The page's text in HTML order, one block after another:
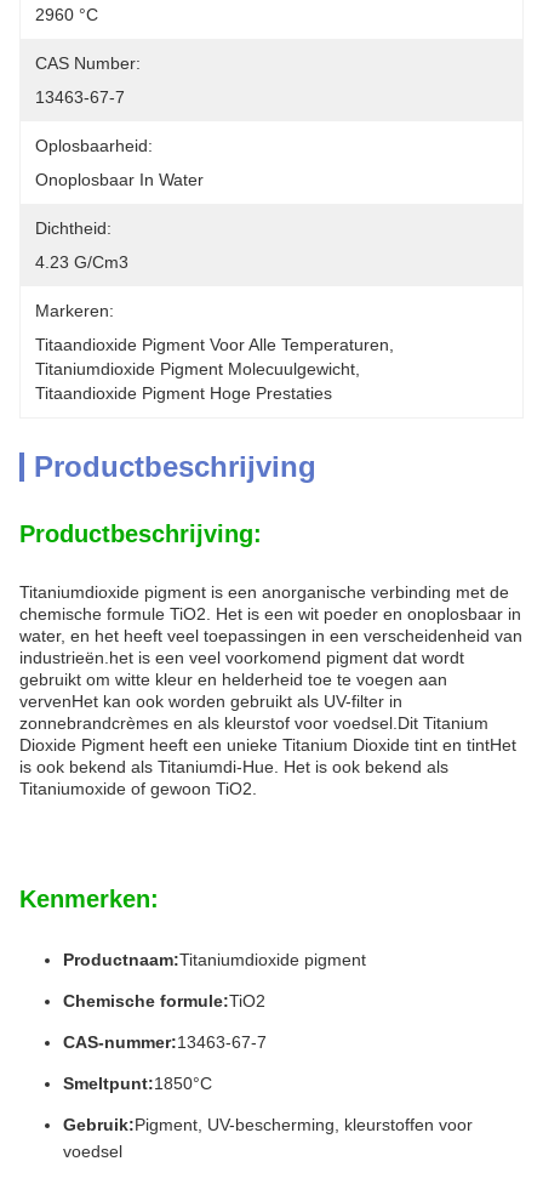
2960 °C
CAS Number:
13463-67-7
Oplosbaarheid:
Onoplosbaar In Water
Dichtheid:
4.23 G/cm3
Markeren:
Titaandioxide Pigment Voor Alle Temperaturen
Titaniumdioxide Pigment Molecuulgewicht
Titaandioxide Pigment Hoge Prestaties
Productbeschrijving
Productbeschrijving:
Titaniumdioxide pigment is een anorganische verbinding met de
chemische formule TiO2. Het is een wit poeder en onoplosbaar in
water, en het heeft veel toepassingen in een verscheidenheid van
industrieën.het is een veel voorkomend pigment dat wordt
gebruikt om witte kleur en helderheid toe te voegen aan
vervenHet kan ook worden gebruikt als UV-filter in
zonnebrandcrèmes en als kleurstof voor voedsel.Dit Titanium
Dioxide Pigment heeft een unieke Titanium Dioxide tint en tintHet
is ook bekend als Titaniumdi-Hue. Het is ook bekend als
Titaniumoxide of gewoon TiO2.
Kenmerken:
Productnaam:Titaniumdioxide pigment
Chemische formule:TiO2
CAS-nummer:13463-67-7
Smeltpunt:1850°C
Gebruik:Pigment, UV-bescherming, kleurstoffen voor
voedsel